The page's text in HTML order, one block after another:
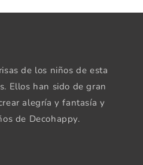
de los niños de esta
Ellos han sido de gran
alegría y fantasía y
de Decohappy.